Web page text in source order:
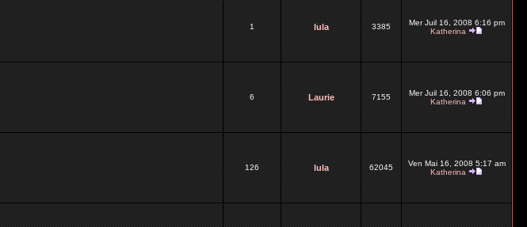
1 lula 3385
Mer Juil 16, 2008 6:16 pm
Katherina
6 Laurie 7155
Mer Juil 16, 2008 6:06 pm
Katherina
126 lula 62045
Ven Mai 16, 2008 5:17 am
Katherina